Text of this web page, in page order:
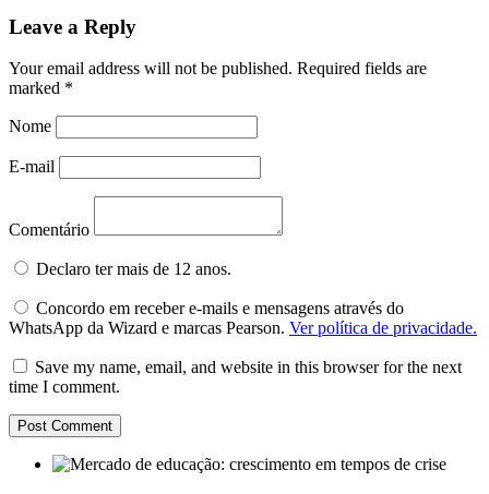
Leave a Reply
Your email address will not be published. Required fields are
marked *
Nome
E-mail
Comentário
Declaro ter mais de 12 anos.
Concordo em receber e-mails e mensagens através do
WhatsApp da Wizard e marcas Pearson. Ver política de privacidade.
Save my name, email, and website in this browser for the next
time I comment.